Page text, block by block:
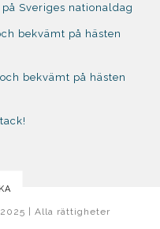
Sveriges nationaldag
bekvämt på hästen
bekvämt på hästen
| Alla rättigheter